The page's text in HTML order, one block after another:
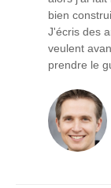
bien
J'écris des
veulent
prendre le